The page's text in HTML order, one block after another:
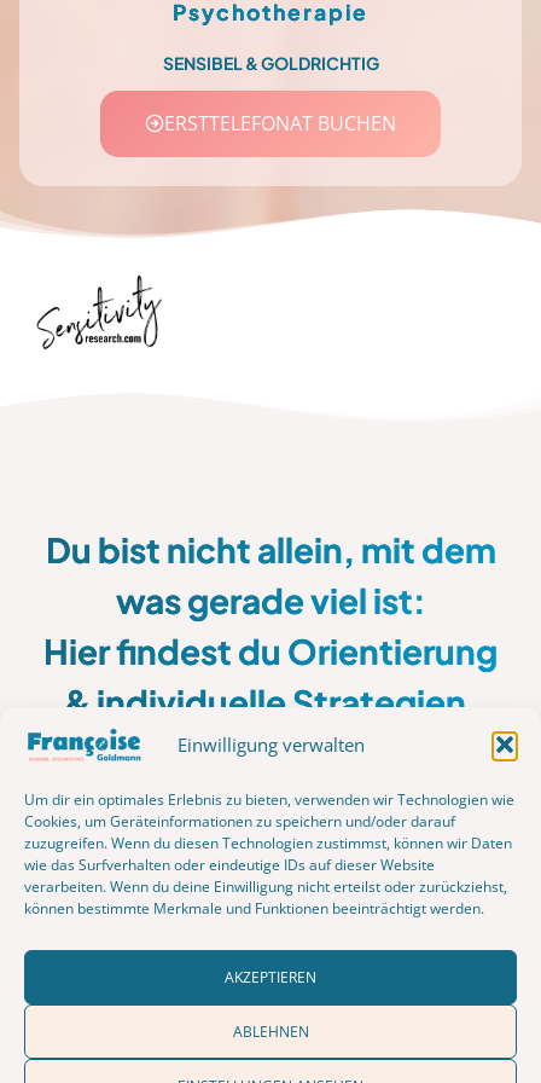
Einwilligung verwalten
Um dir ein optimales Erlebnis zu bieten, verwenden wir Technologien wie
Cookies, um Geräteinformationen zu speichern und/oder darauf
zuzugreifen. Wenn du diesen Technologien zustimmst, können wir Daten
wie das Surfverhalten oder eindeutige IDs auf dieser Website
verarbeiten. Wenn du deine Einwilligung nicht erteilst oder zurückziehst,
können bestimmte Merkmale und Funktionen beeinträchtigt werden.
AKZEPTIEREN
ABLEHNEN
Psychotherapie
SENSIBEL & GOLDRICHTIG
ERSTTELEFONAT BUCHEN
Du bist nicht allein, mit dem
was gerade viel ist:
Hier findest du Orientierung
& individuelle Strategien,
keine Patentrezepte.
In einer Sitzung mit mir gibt eskeinen
vorgeschriebenen Ablauf. Ich bringe keine
fertige Agenda mit, sondernechte Neugier. Was
Mit systemischen, lösungsorientierten Fragen
kommen wir gemeinsam tiefer, bis dudeine ganz